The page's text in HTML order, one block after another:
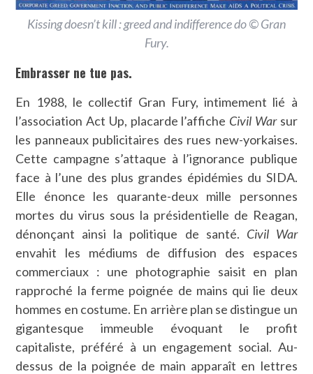
Kissing doesn’t kill : greed and indifference do © Gran
Fury.
Embrasser ne tue pas.
En 1988, le collectif Gran Fury, intimement lié à
l’association Act Up, placarde l’affiche Civil Warsur
les panneaux publicitaires des rues new-yorkaises.
Cette campagne s’attaque à l’ignorance publique
face à l’une des plus grandes épidémies du SIDA.
Elle énonce les quarante-deux mille personnes
mortes du virus sous la présidentielle de Reagan,
dénonçant ainsi la politique de santé. Civil War
envahit les médiums de diffusion des espaces
commerciaux : une photographie saisit en plan
rapproché la ferme poignée de mains qui lie deux
hommes en costume. En arrière plan se distingue un
gigantesque immeuble évoquant le profit
capitaliste, préféré à un engagement social. Au-
dessus de la poignée de main apparaît en lettres